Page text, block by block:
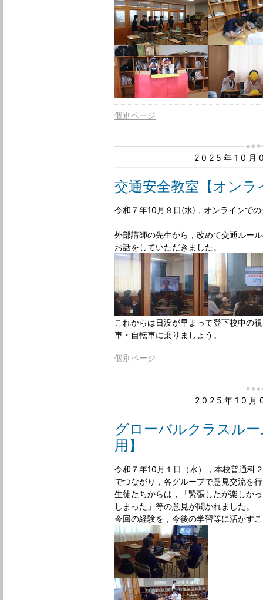
個別ページ
2025年10月
交通安全教室【オンラ
令和７年10月８日(水)，オンラインで
外部講師の先生から，改めて交通ルー
お話をしていただきました。
これからは日没が早まって登下校中の
車・自転車に乗りましょう。
個別ページ
2025年10月
グローバルクラスル
用】
令和７年10月１日（水），本校普通科
でつながり，各グループで意見交流を
生徒たちからは，「緊張したが楽しか
しまった」等の意見が聞かれました。
今回の経験を，今後の学習等に活か